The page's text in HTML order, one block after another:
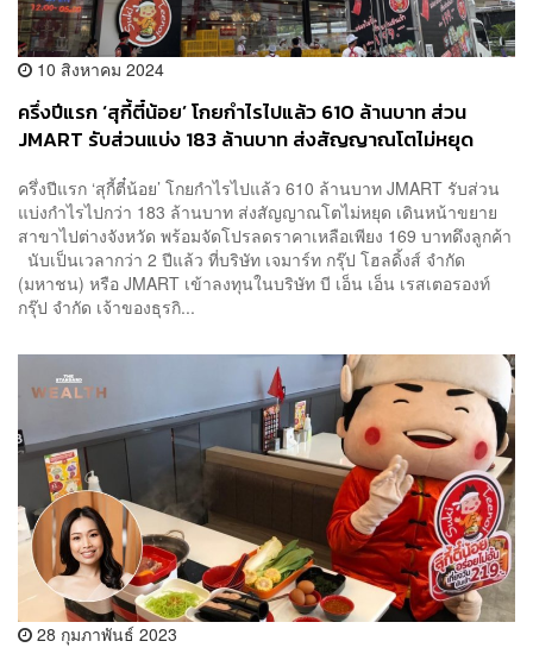
10 สิงหาคม 2024
ครึ่งปีแรก ‘สุกี้ตี๋น้อย’ โกยกำไรไปแล้ว 610 ล้านบาท ส่วน
JMART รับส่วนแบ่ง 183 ล้านบาท ส่งสัญญาณโตไม่หยุด
ครึ่งปีแรก ‘สุกี้ตี๋น้อย’ โกยกำไรไปแล้ว 610 ล้านบาท JMART รับส่วน
แบ่งกำไรไปกว่า 183 ล้านบาท ส่งสัญญาณโตไม่หยุด เดินหน้าขยาย
สาขาไปต่างจังหวัด พร้อมจัดโปรลดราคาเหลือเพียง 169 บาทดึงลูกค้า
นับเป็นเวลากว่า 2 ปีแล้ว ที่บริษัท เจมาร์ท กรุ๊ป โฮลดิ้งส์ จำกัด
(มหาชน) หรือ JMART เข้าลงทุนในบริษัท บี เอ็น เอ็น เรสเตอรองท์
กรุ๊ป จำกัด เจ้าของธุรกิ...
28 กุมภาพันธ์ 2023